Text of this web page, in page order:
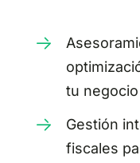
tu
Gestión
fiscales